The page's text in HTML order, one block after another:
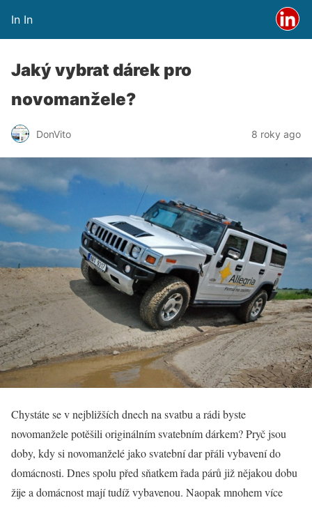
In In
Jaký vybrat dárek pro
novomanžele?
DonVito 8 roky ago
Chystáte se v nejbližších dnech na svatbu a rádi byste
novomanžele potěšili originálním svatebním dárkem? Pryč jsou
doby, kdy si novomanželé jako svatební dar přáli vybavení do
domácnosti. Dnes spolu před sňatkem řada párů již nějakou dobu
žije a domácnost mají tudíž vybavenou. Naopak mnohem více